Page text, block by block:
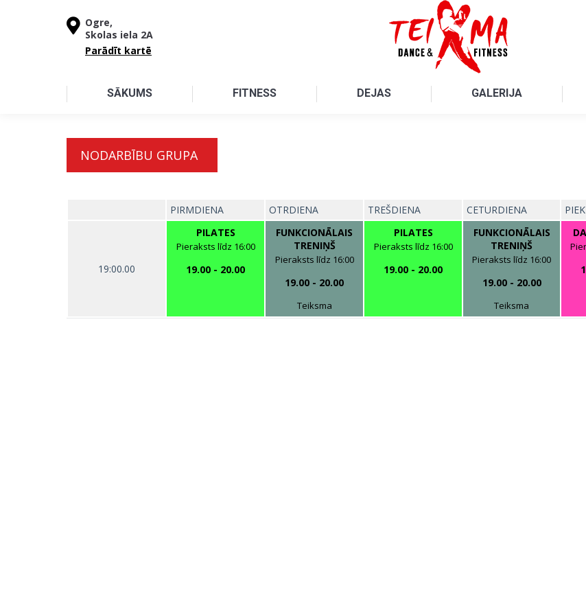
Ogre,
Skolas iela 2A
Parādīt kartē
SĀKUMS FITNESS DEJAS GALERIJA
NODARBĪBU GRUPA
PIRMDIENA OTRDIENA TREŠDIENA CETURDIENA
19:00.00
PILATES
Pieraksts līdz 16:00
19.00 - 20.00
FUNKCIONĀLAIS
TRENIŅŠ
Pieraksts līdz 16:00
19.00 - 20.00
Teiksma
PILATES
Pieraksts līdz 16:00
19.00 - 20.00
FUNKCIONĀLAIS
TRENIŅŠ
Pieraksts līdz 16:00
19.00- 20.00
Teiksma